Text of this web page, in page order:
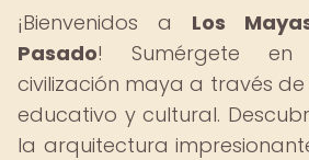
¡Bienvenidos a Los
Pasado! Sumérgete en
civilización maya a través
educativo y cultural.
la arquitectura